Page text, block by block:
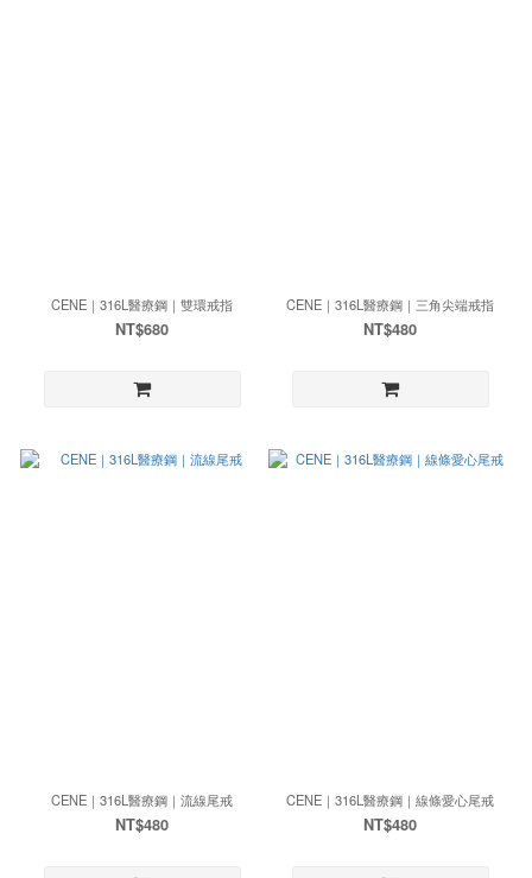
CENE｜316L醫療鋼｜雙環戒指
NT$680
CENE｜316L醫療鋼｜三角尖端戒指
NT$480
CENE｜316L醫療鋼｜流線尾戒
NT$480
CENE｜316L醫療鋼｜線條愛心尾戒
NT$480